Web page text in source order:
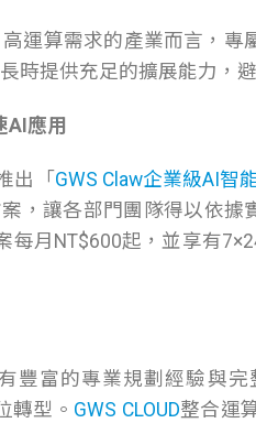
運算需求的產業而言，
時提供充足的擴展能力，
AI應用
出「 GWS Claw企業級AI智
，讓各部門團隊得以依據
每月NT$600起，並享有
有豐富的專業規劃經驗與
轉型。 GWS CLOUD整合運